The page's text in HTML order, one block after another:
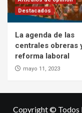
Destacados
La agenda de las
centrales obreras
reforma laboral
mayo 11, 2023
Copyright © Todos